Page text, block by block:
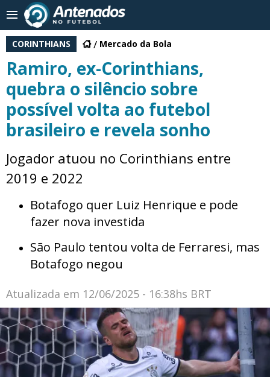
CORINTHIANS Mercado da Bola
Ramiro, ex-Corinthians,
quebra o silêncio sobre
possível volta ao futebol
brasileiro e revela sonho
Jogador atuou no Corinthians entre
2019 e 2022
Botafogo quer Luiz Henrique e pode
fazer nova investida
São Paulo tentou volta de Ferraresi, mas
Botafogo negou
Atualizada em 12/06/2025 - 16:38hs BRT